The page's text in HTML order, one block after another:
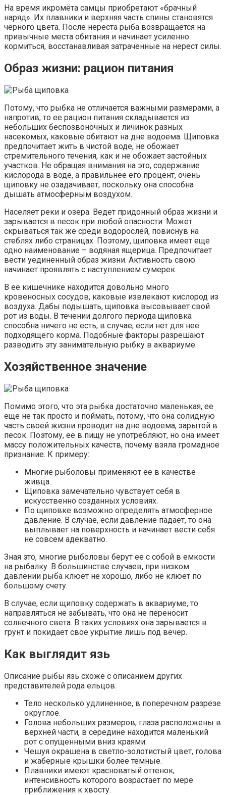
На время икромёта самцы приобретают «брачный
наряд». Их плавники и верхняя часть спины становятся
чёрного цвета. После нереста рыба возвращается на
привычные места обитания и начинает усиленно
кормиться, восстанавливая затраченные на нерест силы.
Образ жизни: рацион питания
Потому, что рыбка не отличается важными размерами, а
напротив, то ее рацион питания складывается из
небольших беспозвоночных и личинок разных
насекомых, каковые обитают на дне водоема. Щиповка
предпочитает жить в чистой воде, не обожает
стремительного течения, как и не обожает застойных
участков. Не обращая внимания на это, содержание
кислорода в воде, а правильнее его процент, очень
щиповку не озадачивает, поскольку она способна
дышать атмосферным воздухом.
Населяет реки и озера. Ведет придонный образ жизни и
зарывается в песок при любой опасности. Может
скрываться так же среди водорослей, повиснув на
стеблях либо страницах. Поэтому, щиповка имеет еще
одно наименование – водяная ящерица. Предпочитает
вести уединенный образ жизни. Активность свою
начинает проявлять с наступлением сумерек.
В ее кишечнике находится довольно много
кровеносных сосудов, каковые извлекают кислород из
воздуха. Дабы подышать, щиповка высовывает свой
рот из воды. В течении долгого периода щиповка
способна ничего не есть, в случае, если нет для нее
подходящего корма. Подобные факторы разрешают
разводить эту занимательную рыбку в аквариуме.
Хозяйственное значение
Помимо этого, что эта рыбка достаточно маленькая, ее
еще не так просто и поймать, потому, что она солидную
часть своей жизни проводит на дне водоема, зарытой в
песок. Поэтому, ее в пищу не употребляют, но она имеет
массу положительных качеств, почему взяла громадное
признание. К примеру:
Многие рыболовы применяют ее в качестве
живца.
Щиповка замечательно чувствует себя в
искусственно созданных условиях.
По щиповке возможно определять атмосферное
давление. В случае, если давление падает, то она
выплывает на поверхность и начинает вести себя
не совсем адекватно.
Зная это, многие рыболовы берут ее с собой в емкости
на рыбалку. В большинстве случаев, при низком
давлении рыба клюет не хорошо, либо не клюет по
большому счету.
В случае, если щиповку содержать в аквариуме, то
направляться не забывать, что она не переносит
солнечного света. В таких условиях она зарывается в
грунт и покидает свое укрытие лишь под вечер.
Как выглядит язь
Описание рыбы язь схоже с описанием других
представителей рода ельцов:
Тело несколько удлиненное, в поперечном разрезе
округлое.
Голова небольших размеров, глаза расположены в
верхней части, в середине находится маленький
рот с опущенными вниз краями.
Чешуя окрашена в светло-золотистый цвет, голова
и жаберные крышки более темные.
Плавники имеют красноватый оттенок,
интенсивность которого возрастает по мере
приближения к хвосту.